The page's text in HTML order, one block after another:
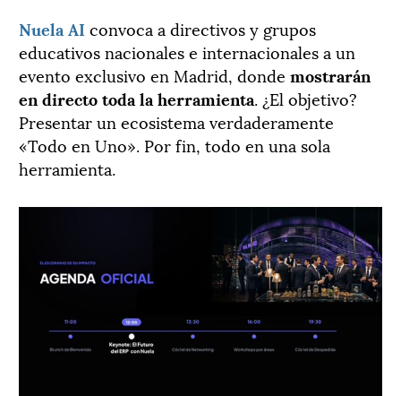
Nuela AI convoca a directivos y grupos
educativos nacionales e internacionales a un
evento exclusivo en Madrid, donde mostrarán
en directo toda la herramienta. ¿El objetivo?
Presentar un ecosistema verdaderamente
«Todo en Uno». Por fin, todo en una sola
herramienta.